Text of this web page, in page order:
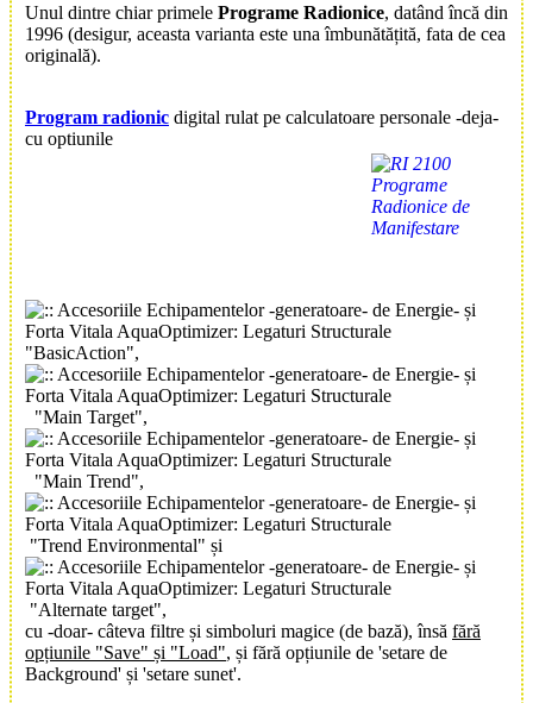
Unul dintre chiar primele Programe Radionice, datând încă din
1996 (desigur, aceasta varianta este una îmbunătățită, fata de cea
originală).
Program radionic digital rulat pe calculatoare personale -deja-
cu optiunile
"BasicAction",
"Main Target",
"Main Trend",
"Trend Environmental" și
"Alternate target",
cu -doar- câteva filtre și simboluri magice (de bază), însă fără
opțiunile "Save" și "Load", și fără opțiunile de 'setare de
Background' și 'setare sunet'.